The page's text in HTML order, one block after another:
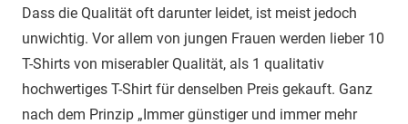
Dass die Qualität oft darunter leidet, ist meist jedoch
unwichtig. Vor allem von jungen Frauen werden lieber 10
T-Shirts von miserabler Qualität, als 1 qualitativ
hochwertiges T-Shirt für denselben Preis gekauft. Ganz
nach dem Prinzip „Immer günstiger und immer mehr